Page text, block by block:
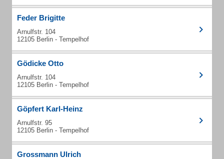
Feder Brigitte
Arnulfstr. 104
12105 Berlin - Tempelhof
Gödicke Otto
Arnulfstr. 104
12105 Berlin - Tempelhof
Göpfert Karl-Heinz
Arnulfstr. 95
12105 Berlin - Tempelhof
Grossmann Ulrich